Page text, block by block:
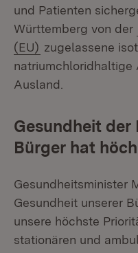
und Patienten
Württemberg von der
(EU) (Öffnet in neuem
zugelassene
natriumchloridhaltige
Ausland.
Gesundheit der
Bürger hat
Gesundheitsminister
Gesundheit unserer
unsere höchste
stationären und